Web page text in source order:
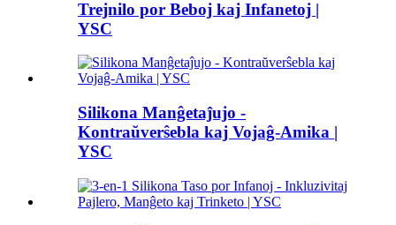
Trejnilo por Beboj kaj Infanetoj |
YSC
Silikona Manĝetaĵujo -
Kontraŭverŝebla kaj Vojaĝ-Amika |
YSC